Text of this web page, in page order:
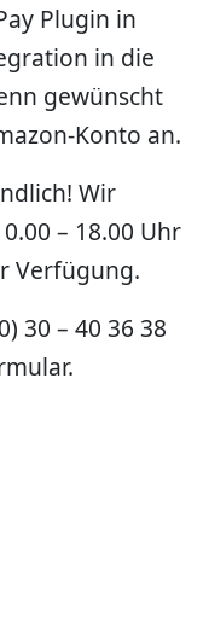
Plugin in
in die
gewünscht
Konto an.
Wir
– 18.00 Uhr
Verfügung.
30 – 40 36 38